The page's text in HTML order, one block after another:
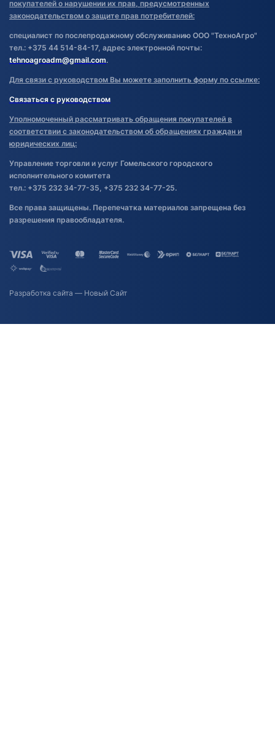
покупателей о нарушении их прав, предусмотренных
законодательством о защите прав потребителей:
специалист по послепродажному обслуживанию ООО "ТехноАгро"
тел.: +375 44 514-84-17, адрес электронной почты:
tehnoagroadm@gmail.com.
Для связи с руководством Вы можете заполнить форму по ссылке:
Связаться с руководством
Уполномоченный рассматривать обращения покупателей в
соответствии с законодательством об обращениях граждан и
юридических лиц:
Управление торговли и услуг Гомельского городского
исполнительного комитета
тел.: +375 232 34-77-35, +375 232 34-77-25.
Все права защищены. Перепечатка материалов запрещена без
разрешения правообладателя.
Разработка сайта — Новый Сайт